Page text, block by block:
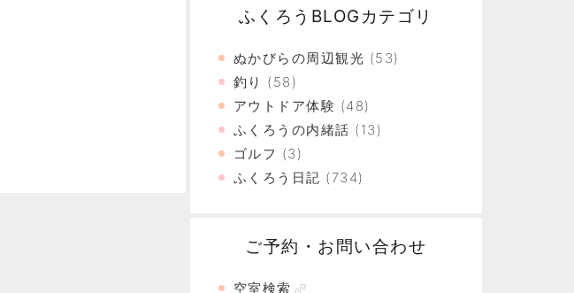
ふくろうBLOGカテゴリ
ぬかびらの周辺観光 (53)
釣り (58)
アウトドア体験 (48)
ふくろうの内緒話 (13)
ゴルフ (3)
ふくろう日記 (734)
ご予約・お問い合わせ
空室検索